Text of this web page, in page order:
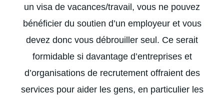
un visa de vacances/travail, vous ne pouvez
bénéficier du soutien d’un employeur et vous
devez donc vous débrouiller seul. Ce serait
formidable si davantage d’entreprises et
d’organisations de recrutement offraient des
services pour aider les gens, en particulier les